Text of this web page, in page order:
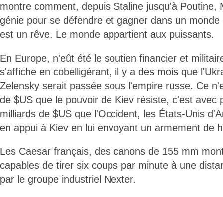
montre comment, depuis Staline jusqu'à Poutine,
génie pour se défendre et gagner dans un
est un rêve. Le monde appartient aux puissants.
En Europe, n'eût été le soutien financier et
s'affiche en cobelligérant, il y a des mois que
Zelensky serait passée sous l'empire russe. Ce
de $US que le pouvoir de Kiev résiste, c'est avec
milliards de $US que l'Occident, les États-Unis
en appui à Kiev en lui envoyant un armement de
Les Caesar français, des canons de 155 mm
capables de tirer six coups par minute à une
par le groupe industriel Nexter.